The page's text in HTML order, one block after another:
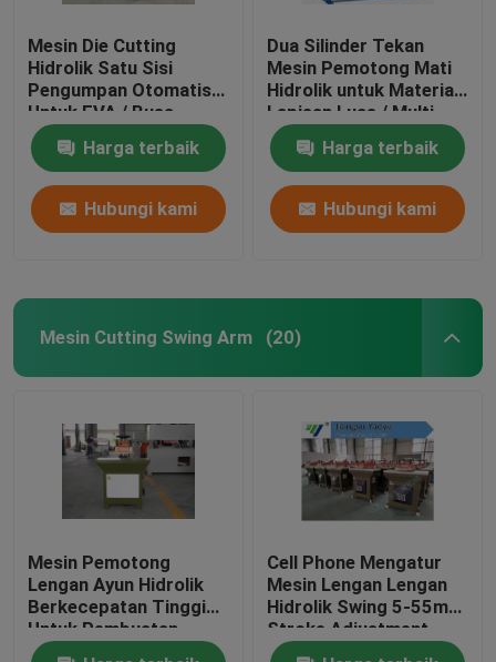
Mesin Die Cutting
Hidrolik Satu Sisi
Pengumpan Otomatis
Untuk EVA / Busa
Harga terbaik
Hubungi kami
Dua Silinder Tekan
Mesin Pemotong Mati
Hidrolik untuk Material
Lapisan Luas / Multi
Harga terbaik
Hubungi kami
Mesin Cutting Swing Arm (20)
Mesin Pemotong
Lengan Ayun Hidrolik
Berkecepatan Tinggi
Untuk Pembuatan
Sarung Tangan Kulit
Cell Phone Mengatur
Mesin Lengan Lengan
Hidrolik Swing 5-55mm
Stroke Adjustment